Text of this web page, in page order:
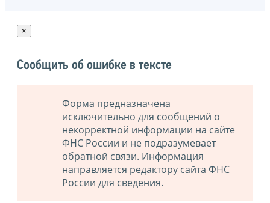
×
Сообщить об ошибке в тексте
Форма предназначена
исключительно для сообщений о
некорректной информации на сайте
ФНС России и не подразумевает
обратной связи. Информация
направляется редактору сайта ФНС
России для сведения.